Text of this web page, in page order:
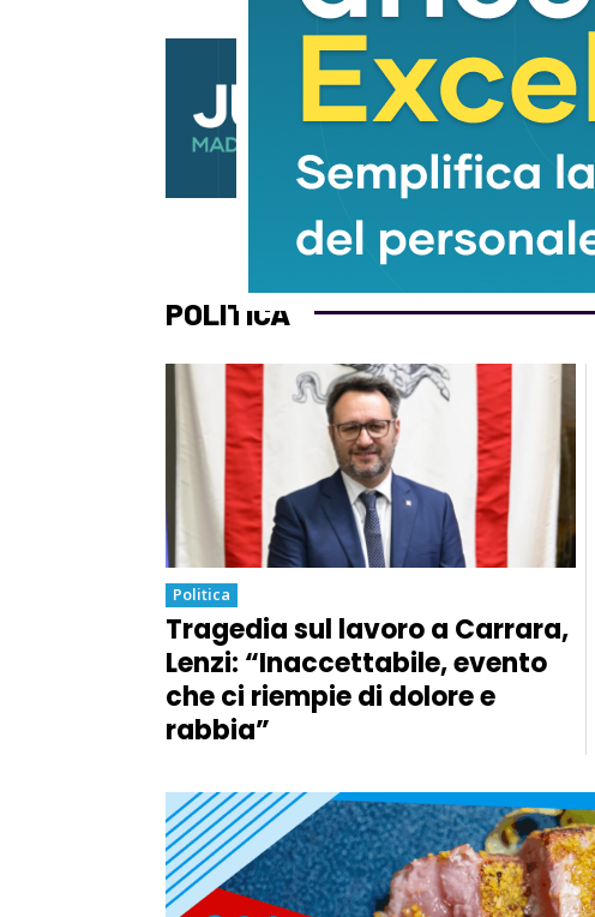
POLITICA
Politica
Tragedia sul lavoro a Carrara,
Lenzi: “Inaccettabile, evento
che ci riempie di dolore e
rabbia”